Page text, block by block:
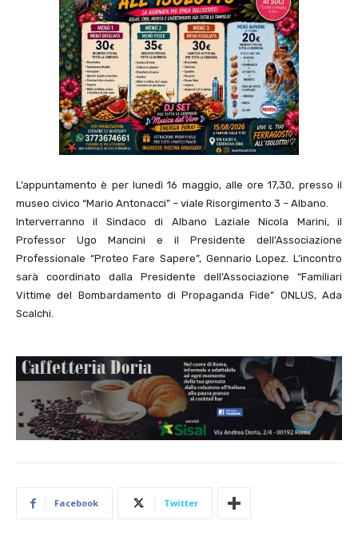
L’appuntamento è per lunedì 16 maggio, alle ore 17,30, presso il
museo civico “Mario Antonacci” – viale Risorgimento 3 – Albano.
Interverranno il Sindaco di Albano Laziale Nicola Marini, il
Professor Ugo Mancini e il Presidente dell’Associazione
Professionale “Proteo Fare Sapere”, Gennario Lopez. L’incontro
sarà coordinato dalla Presidente dell’Associazione “Familiari
Vittime del Bombardamento di Propaganda Fide” ONLUS, Ada
Scalchi.
Facebook Twitter